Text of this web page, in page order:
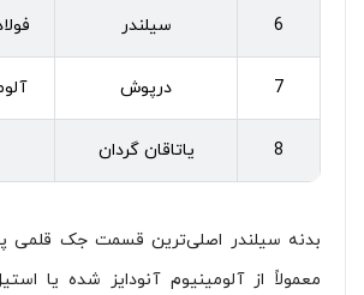
6 سیلندر
7 درپوش
8 یاتاقان گردان
بدنه سیلندر اصلی‌ترین قسمت جک قلمی
معمولاً از آلومینیوم آنودایز شده یا